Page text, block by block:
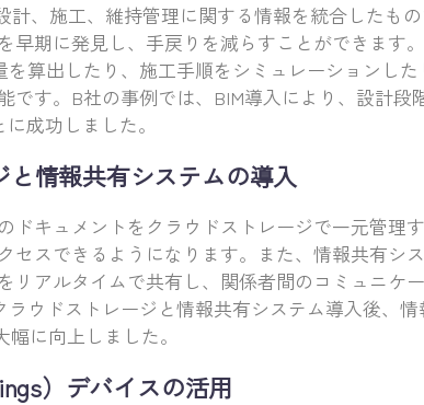
計、施工、維持管理に関する情報を統合したも
早期に発見し、手戻りを減らすことができます
を算出したり、施工手順をシミュレーションし
です。B社の事例では、BIM導入により、設計段
成功しました。
と情報共有システムの導入
ドキュメントをクラウドストレージで一元管理
セスできるようになります。また、情報共有シ
リアルタイムで共有し、関係者間のコミュニケ
ラウドストレージと情報共有システム導入後、
に向上しました。
）デバイスの活用